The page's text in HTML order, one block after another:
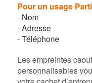
Pour un usage
- Nom
-Adresse
-Téléphone
Les empreintes
personnalisables